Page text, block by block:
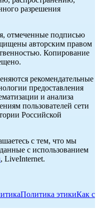
разрешения
отмеченные подписью
авторским правом
Копирование
рекомендательные
предоставления
и анализа
пользователей сети
Российской
с тем, что мы
с использованием
, LiveInternet.
Политика этикиКак с